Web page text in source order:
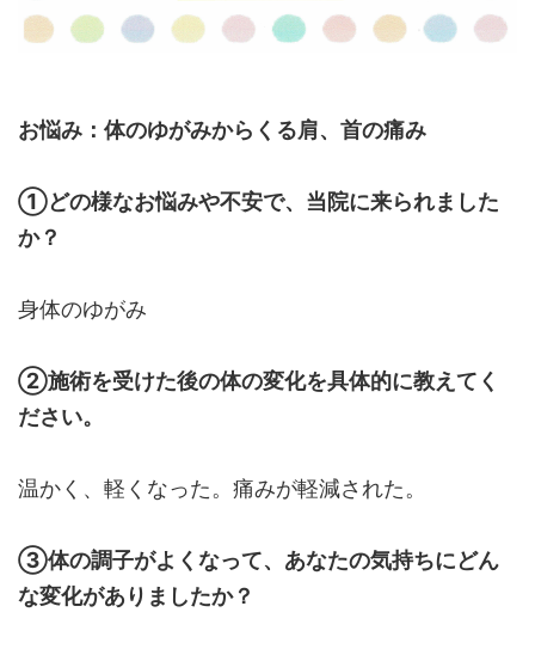
お悩み：体のゆがみからくる肩、首の痛み
①どの様なお悩みや不安で、当院に来られました
か？
身体のゆがみ
②施術を受けた後の体の変化を具体的に教えてく
ださい。
温かく、軽くなった。痛みが軽減された。
③体の調子がよくなって、あなたの気持ちにどん
な変化がありましたか？